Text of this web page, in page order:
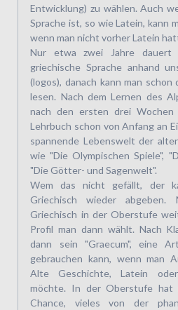
Entwicklung) zu wählen. Auch
Sprache ist, so wie Latein, kann
wenn man nicht vorher Latein
Nur etwa zwei Jahre dauert
griechische Sprache anhand
(logos), danach kann man
lesen. Nach dem Lernen des
nach den ersten drei
Lehrbuch schon von Anfang an
spannende Lebenswelt der
wie "Die Olympischen Spiele",
"Die Götter- und Sagenwelt".
Wem das nicht gefällt, der
Griechisch wieder
Griechisch in der Oberstufe
Profil man dann wählt. Nach
dann sein "Graecum", eine
gebrauchen kann, wenn man
Alte Geschichte, Latein
möchte. In der Oberstufe hat
Chance, vieles von der